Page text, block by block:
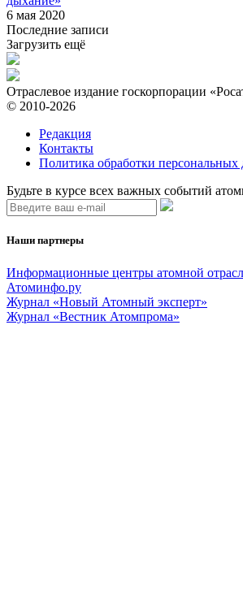
6 мая 2020
Последние записи
Загрузить ещё
Отраслевое издание госкорпорации
© 2010-2026
Редакция
Контакты
Политика обработки
Будьте в курсе всех важных событий
Наши партнеры
Информационные центры атомной
Атоминфо.ру
Журнал «Новый Атомный эксперт»
Журнал «Вестник Атомпрома»